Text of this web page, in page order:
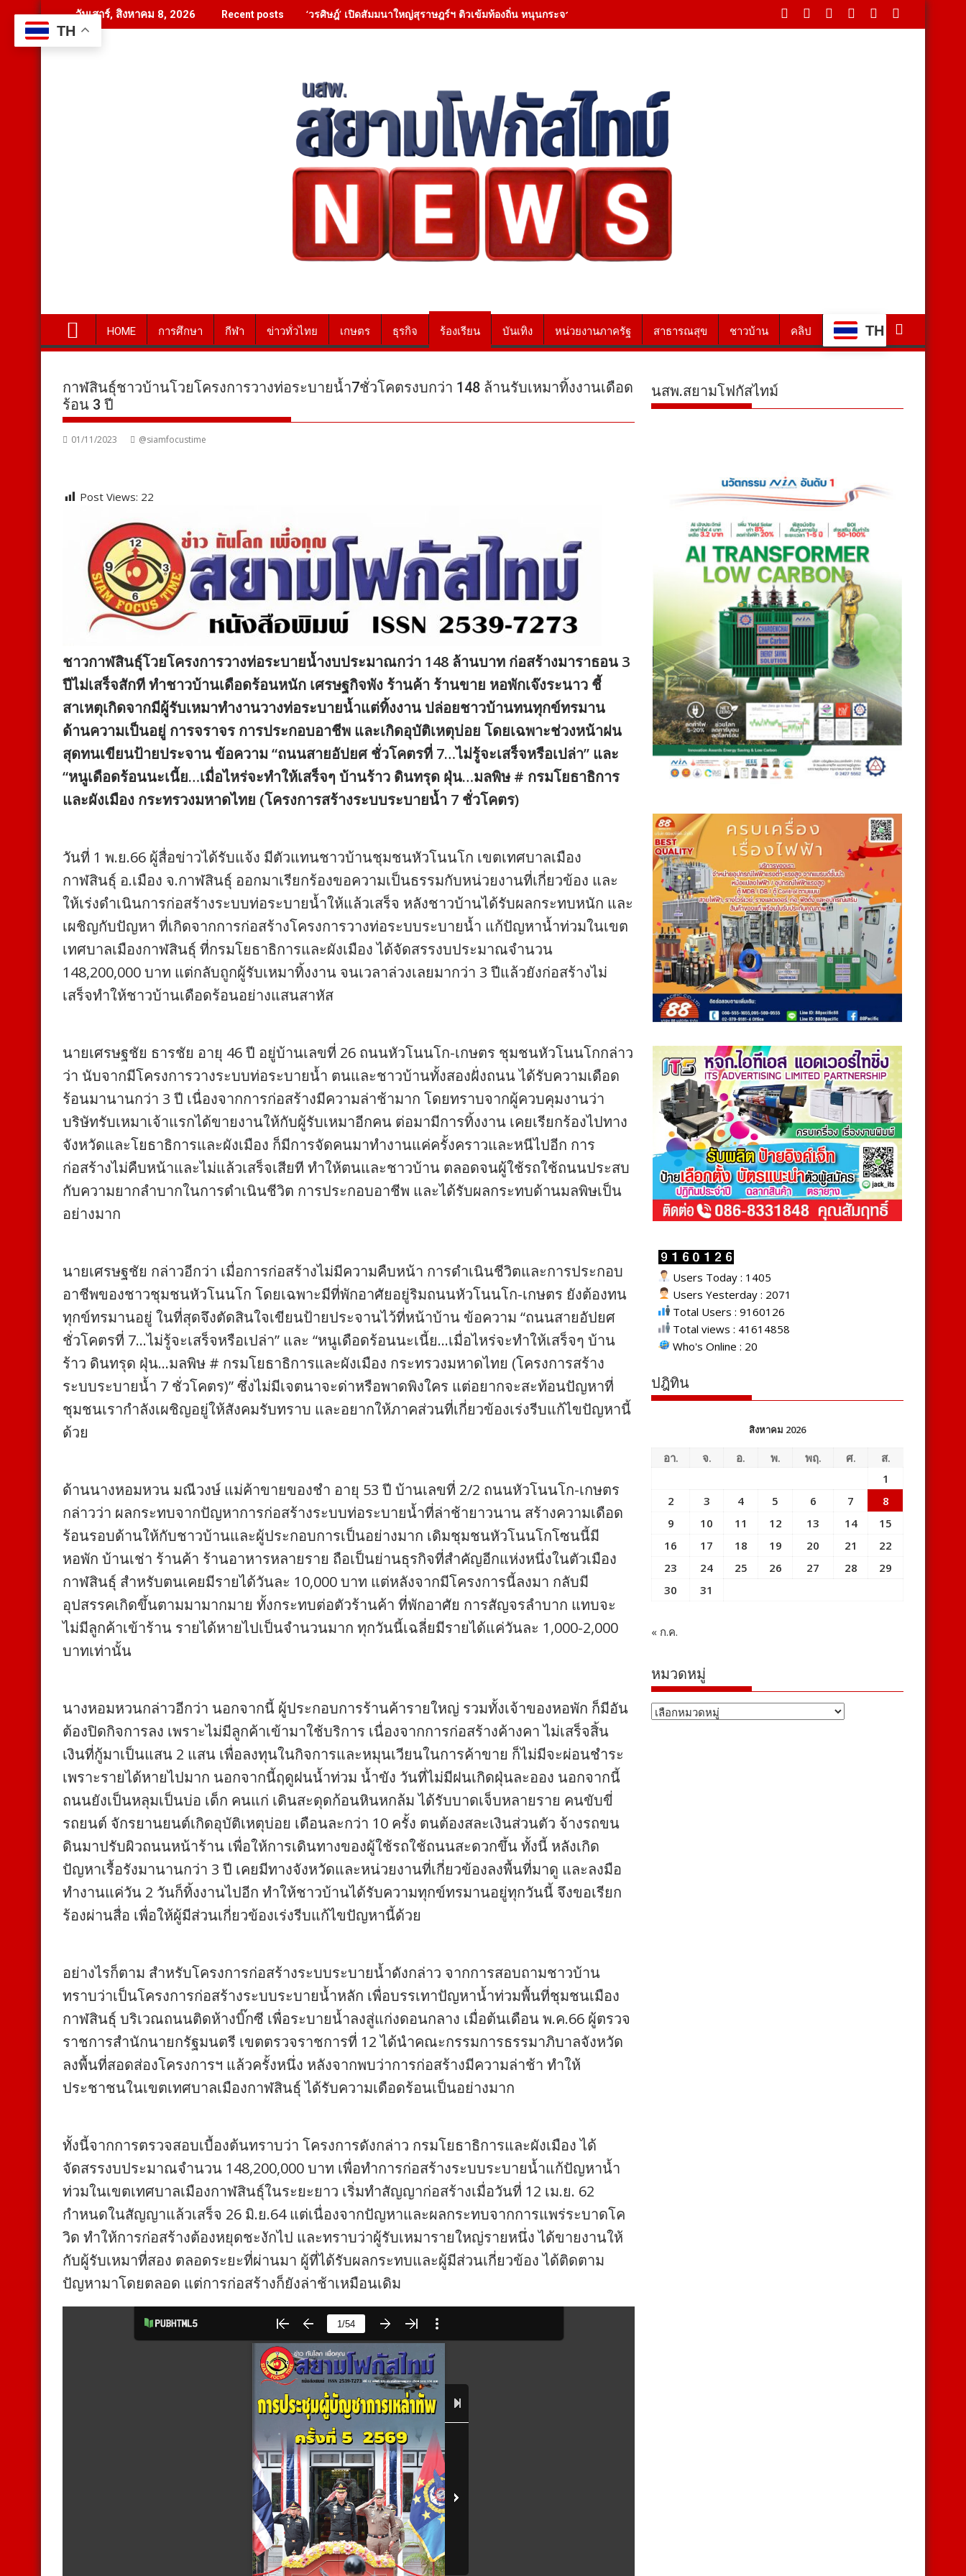
to
content
วันเสาร์, สิงหาคม 8, 2026 Recent posts ‘วรศิษฎ์’ เปิดสัมมนาใหญ่สุราษฎร์ฯ ติวเข้มท้องถิ่น หนุนกระจายอำนาจ ชูยึดประชาชนเป็นศูนย์กลาง เตรียมออกภาษีบ้านเกิด หนุนท้องถิ่น
HOME การศึกษา กีฬา ข่าวทั่วไทย เกษตร ธุรกิจ ร้องเรียน บันเทิง หน่วยงานภาครัฐ สาธารณสุข ชาวบ้าน คลิป TH
กาฬสินธุ์ชาวบ้านโวยโครงการวางท่อระบายน้ำ7ชั่วโคตรงบกว่า 148 ล้านรับเหมาทิ้งงานเดือด
ร้อน 3 ปี
01/11/2023 @siamfocustime
Post Views: 22
ชาวกาฬสินธุ์โวยโครงการวางท่อระบายน้ำงบประมาณกว่า 148 ล้านบาท ก่อสร้างมาราธอน 3
ปีไม่เสร็จสักที ทำชาวบ้านเดือดร้อนหนัก เศรษฐกิจพัง ร้านค้า ร้านขาย หอพักเจ๊งระนาว ชี้
สาเหตุเกิดจากมีผู้รับเหมาทำงานวางท่อระบายน้ำแต่ทิ้งงาน ปล่อยชาวบ้านทนทุกข์ทรมาน
ด้านความเป็นอยู่ การจราจร การประกอบอาชีพ และเกิดอุบัติเหตุบ่อย โดยเฉพาะช่วงหน้าฝน
สุดทนเขียนป้ายประจาน ข้อความ “ถนนสายอัปยศ ชั่วโคตรที่ 7…ไม่รู้จะเสร็จหรือเปล่า” และ
“หนูเดือดร้อนนะเนี้ย…เมื่อไหร่จะทำให้เสร็จๆ บ้านร้าว ดินทรุด ฝุ่น…มลพิษ # กรมโยธาธิการ
และผังเมือง กระทรวงมหาดไทย (โครงการสร้างระบบระบายน้ำ 7 ชั่วโคตร)
วันที่ 1 พ.ย.66 ผู้สื่อข่าวได้รับแจ้ง มีตัวแทนชาวบ้านชุมชนหัวโนนโก เขตเทศบาลเมือง
กาฬสินธุ์ อ.เมือง จ.กาฬสินธุ์ ออกมาเรียกร้องขอความเป็นธรรมกับหน่วยงานที่เกี่ยวข้อง และ
ให้เร่งดำเนินการก่อสร้างระบบท่อระบายน้ำให้แล้วเสร็จ หลังชาวบ้านได้รับผลกระทบหนัก และ
เผชิญกับปัญหา ที่เกิดจากการก่อสร้างโครงการวางท่อระบบระบายน้ำ แก้ปัญหาน้ำท่วมในเขต
เทศบาลเมืองกาฬสินธุ์ ที่กรมโยธาธิการและผังเมือง ได้จัดสรรงบประมาณจำนวน
148,200,000 บาท แต่กลับถูกผู้รับเหมาทิ้งงาน จนเวลาล่วงเลยมากว่า 3 ปีแล้วยังก่อสร้างไม่
เสร็จทำให้ชาวบ้านเดือดร้อนอย่างแสนสาหัส
นายเศรษฐชัย ธารชัย อายุ 46 ปี อยู่บ้านเลขที่ 26 ถนนหัวโนนโก-เกษตร ชุมชนหัวโนนโกกล่าว
ว่า นับจากมีโครงการวางระบบท่อระบายน้ำ ตนและชาวบ้านทั้งสองฝั่งถนน ได้รับความเดือด
ร้อนมานานกว่า 3 ปี เนื่องจากการก่อสร้างมีความล่าช้ามาก โดยทราบจากผู้ควบคุมงานว่า
บริษัทรับเหมาเจ้าแรกได้ขายงานให้กับผู้รับเหมาอีกคน ต่อมามีการทิ้งงาน เคยเรียกร้องไปทาง
จังหวัดและโยธาธิการและผังเมือง ก็มีการจัดคนมาทำงานแค่ครั้งคราวและหนีไปอีก การ
ก่อสร้างไม่คืบหน้าและไม่แล้วเสร็จเสียที ทำให้ตนและชาวบ้าน ตลอดจนผู้ใช้รถใช้ถนนประสบ
กับความยากลำบากในการดำเนินชีวิต การประกอบอาชีพ และได้รับผลกระทบด้านมลพิษเป็น
อย่างมาก
นายเศรษฐชัย กล่าวอีกว่า เมื่อการก่อสร้างไม่มีความคืบหน้า การดำเนินชีวิตและการประกอบ
อาชีพของชาวชุมชนหัวโนนโก โดยเฉพาะมีที่พักอาศัยอยู่ริมถนนหัวโนนโก-เกษตร ยังต้องทน
ทุกข์ทรมานอยู่ ในที่สุดจึงตัดสินใจเขียนป้ายประจานไว้ที่หน้าบ้าน ข้อความ “ถนนสายอัปยศ
ชั่วโคตรที่ 7…ไม่รู้จะเสร็จหรือเปล่า” และ “หนูเดือดร้อนนะเนี้ย…เมื่อไหร่จะทำให้เสร็จๆ บ้าน
ร้าว ดินทรุด ฝุ่น…มลพิษ # กรมโยธาธิการและผังเมือง กระทรวงมหาดไทย (โครงการสร้าง
ระบบระบายน้ำ 7 ชั่วโคตร)” ซึ่งไม่มีเจตนาจะด่าหรือพาดพิงใคร แต่อยากจะสะท้อนปัญหาที่
ชุมชนเรากำลังเผชิญอยู่ให้สังคมรับทราบ และอยากให้ภาคส่วนที่เกี่ยวข้องเร่งรีบแก้ไขปัญหานี้
ด้วย
ด้านนางหอมหวน มณีวงษ์ แม่ค้าขายของชำ อายุ 53 ปี บ้านเลขที่ 2/2 ถนนหัวโนนโก-เกษตร
กล่าวว่า ผลกระทบจากปัญหาการก่อสร้างระบบท่อระบายน้ำที่ล่าช้ายาวนาน สร้างความเดือด
ร้อนรอบด้านให้กับชาวบ้านและผู้ประกอบการเป็นอย่างมาก เดิมชุมชนหัวโนนโกโซนนี้มี
หอพัก บ้านเช่า ร้านค้า ร้านอาหารหลายราย ถือเป็นย่านธุรกิจที่สำคัญอีกแห่งหนึ่งในตัวเมือง
กาฬสินธุ์ สำหรับตนเคยมีรายได้วันละ 10,000 บาท แต่หลังจากมีโครงการนี้ลงมา กลับมี
อุปสรรคเกิดขึ้นตามมามากมาย ทั้งกระทบต่อตัวร้านค้า ที่พักอาศัย การสัญจรลำบาก แทบจะ
ไม่มีลูกค้าเข้าร้าน รายได้หายไปเป็นจำนวนมาก ทุกวันนี้เฉลี่ยมีรายได้แค่วันละ 1,000-2,000
บาทเท่านั้น
นางหอมหวนกล่าวอีกว่า นอกจากนี้ ผู้ประกอบการร้านค้ารายใหญ่ รวมทั้งเจ้าของหอพัก ก็มีอัน
ต้องปิดกิจการลง เพราะไม่มีลูกค้าเข้ามาใช้บริการ เนื่องจากการก่อสร้างค้างคา ไม่เสร็จสิ้น
เงินที่กู้มาเป็นแสน 2 แสน เพื่อลงทุนในกิจการและหมุนเวียนในการค้าขาย ก็ไม่มีจะผ่อนชำระ
เพราะรายได้หายไปมาก นอกจากนี้ฤดูฝนน้ำท่วม น้ำขัง วันที่ไม่มีฝนเกิดฝุ่นละออง นอกจากนี้
ถนนยังเป็นหลุมเป็นบ่อ เด็ก คนแก่ เดินสะดุดก้อนหินหกล้ม ได้รับบาดเจ็บหลายราย คนขับขี่
รถยนต์ จักรยานยนต์เกิดอุบัติเหตุบ่อย เดือนละกว่า 10 ครั้ง ตนต้องสละเงินส่วนตัว จ้างรถขน
ดินมาปรับผิวถนนหน้าร้าน เพื่อให้การเดินทางของผู้ใช้รถใช้ถนนสะดวกขึ้น ทั้งนี้ หลังเกิด
ปัญหาเรื้อรังมานานกว่า 3 ปี เคยมีทางจังหวัดและหน่วยงานที่เกี่ยวข้องลงพื้นที่มาดู และลงมือ
ทำงานแค่วัน 2 วันก็ทิ้งงานไปอีก ทำให้ชาวบ้านได้รับความทุกข์ทรมานอยู่ทุกวันนี้ จึงขอเรียก
ร้องผ่านสื่อ เพื่อให้ผู้มีส่วนเกี่ยวข้องเร่งรีบแก้ไขปัญหานี้ด้วย
อย่างไรก็ตาม สำหรับโครงการก่อสร้างระบบระบายน้ำดังกล่าว จากการสอบถามชาวบ้าน
ทราบว่าเป็นโครงการก่อสร้างระบบระบายน้ำหลัก เพื่อบรรเทาปัญหาน้ำท่วมพื้นที่ชุมชนเมือง
กาฬสินธุ์ บริเวณถนนติดห้างบิ๊กซี เพื่อระบายน้ำลงสู่แก่งดอนกลาง เมื่อต้นเดือน พ.ค.66 ผู้ตรวจ
ราชการสำนักนายกรัฐมนตรี เขตตรวจราชการที่ 12 ได้นำคณะกรรมการธรรมาภิบาลจังหวัด
ลงพื้นที่สอดส่องโครงการฯ แล้วครั้งหนึ่ง หลังจากพบว่าการก่อสร้างมีความล่าช้า ทำให้
ประชาชนในเขตเทศบาลเมืองกาฬสินธุ์ ได้รับความเดือดร้อนเป็นอย่างมาก
ทั้งนี้จากการตรวจสอบเบื้องต้นทราบว่า โครงการดังกล่าว กรมโยธาธิการและผังเมือง ได้
จัดสรรงบประมาณจำนวน 148,200,000 บาท เพื่อทำการก่อสร้างระบบระบายน้ำแก้ปัญหาน้ำ
ท่วมในเขตเทศบาลเมืองกาฬสินธุ์ในระยะยาว เริ่มทำสัญญาก่อสร้างเมื่อวันที่ 12 เม.ย. 62
กำหนดในสัญญาแล้วเสร็จ 26 มิ.ย.64 แต่เนื่องจากปัญหาและผลกระทบจากการแพร่ระบาดโค
วิด ทำให้การก่อสร้างต้องหยุดชะงักไป และทราบว่าผู้รับเหมารายใหญ่รายหนึ่ง ได้ขายงานให้
กับผู้รับเหมาที่สอง ตลอดระยะที่ผ่านมา ผู้ที่ได้รับผลกระทบและผู้มีส่วนเกี่ยวข้อง ได้ติดตาม
ปัญหามาโดยตลอด แต่การก่อสร้างก็ยังล่าช้าเหมือนเดิม
นสพ.สยามโฟกัสไทม์
Users Today : 1405
Users Yesterday : 2071
Total Users : 9160126
Total views : 41614858
Who's Online : 20
ปฎิทิน
สิงหาคม 2026
อา. จ. อ. พ. พฤ. ศ.
ส.
1
2
3 4 5 6 7
8
9
10 11 12 13 14
15
16
17 18 19 20 21
22
23
24 25 26 27 28
29
30
31
« ก.ค.
หมวดหมู่
หมวด
TH